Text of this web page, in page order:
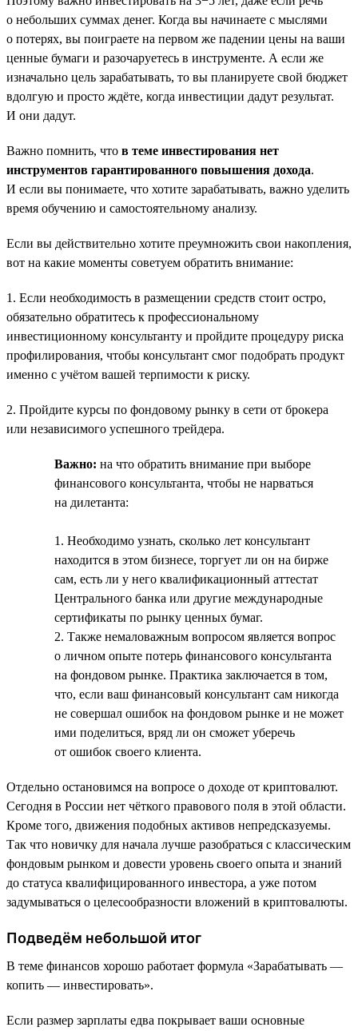
о небольших суммах денег. Когда вы начинаете с мыслями
о потерях, вы поиграете на первом же падении цены на ваши
ценные бумаги и разочаруетесь в инструменте. А если же
изначально цель зарабатывать, то вы планируете свой бюджет
вдолгую и просто ждёте, когда инвестиции дадут результат.
И они дадут.
Важно помнить, что в теме инвестирования нет
инструментов гарантированного повышения дохода.
И если вы понимаете, что хотите зарабатывать, важно уделить
время обучению и самостоятельному анализу.
Если вы действительно хотите преумножить свои накопления,
вот на какие моменты советуем обратить внимание:
1. Если необходимость в размещении средств стоит остро,
обязательно обратитесь к профессиональному
инвестиционному консультанту и пройдите процедуру риска
профилирования, чтобы консультант смог подобрать продукт
именно с учётом вашей терпимости к риску.
2. Пройдите курсы по фондовому рынку в сети от брокера
или независимого успешного трейдера.
Важно: на что обратить внимание при выборе
финансового консультанта, чтобы не нарваться
на дилетанта:
1. Необходимо узнать, сколько лет консультант
находится в этом бизнесе, торгует ли он на бирже
сам, есть ли у него квалификационный аттестат
Центрального банка или другие международные
сертификаты по рынку ценных бумаг.
2. Также немаловажным вопросом является вопрос
о личном опыте потерь финансового консультанта
на фондовом рынке. Практика заключается в том,
что, если ваш финансовый консультант сам никогда
не совершал ошибок на фондовом рынке и не может
ими поделиться, вряд ли он сможет уберечь
от ошибок своего клиента.
Отдельно остановимся на вопросе о доходе от криптовалют.
Сегодня в России нет чёткого правового поля в этой области.
Кроме того, движения подобных активов непредсказуемы.
Так что новичку для начала лучше разобраться с классическим
фондовым рынком и довести уровень своего опыта и знаний
до статуса квалифицированного инвестора, а уже потом
задумываться о целесообразности вложений в криптовалюты.
Подведём небольшой итог
В теме финансов хорошо работает формула «Зарабатывать —
копить — инвестировать».
Если размер зарплаты едва покрывает ваши основные